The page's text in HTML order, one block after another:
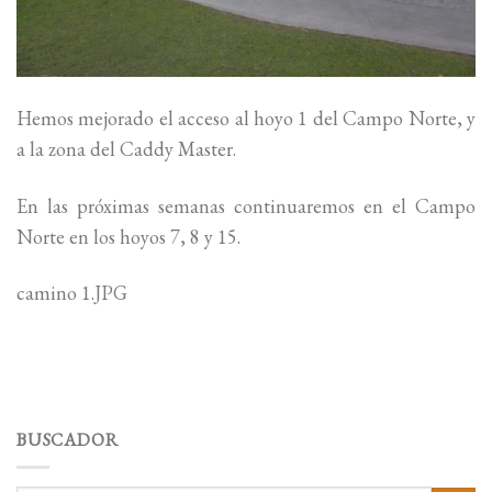
Hemos mejorado el acceso al hoyo 1 del Campo Norte, y
a la zona del Caddy Master.
En las próximas semanas continuaremos en el Campo
Norte en los hoyos 7, 8 y 15.
camino 1.JPG
BUSCADOR